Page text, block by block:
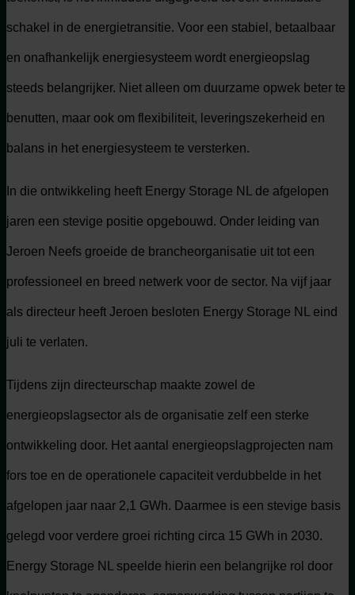
schakel in de energietransitie. Voor een stabiel, betaalbaar
en onafhankelijk energiesysteem wordt energieopslag
steeds belangrijker. Niet alleen om duurzame opwek beter te
benutten, maar ook om flexibiliteit, leveringszekerheid en
balans in het energiesysteem te versterken.
In die ontwikkeling heeft Energy Storage NL de afgelopen
jaren een stevige positie opgebouwd. Onder leiding van
Jeroen Neefs groeide de brancheorganisatie uit tot een
professioneel en breed netwerk voor de sector. Na vijf jaar
als directeur heeft Jeroen besloten Energy Storage NL eind
juli te verlaten.
Tijdens zijn directeurschap maakte zowel de
energieopslagsector als de organisatie zelf een sterke
ontwikkeling door. Het aantal energieopslagprojecten nam
fors toe en de operationele capaciteit verdubbelde in het
afgelopen jaar naar 2,1 GWh. Daarmee is een stevige basis
gelegd voor verdere groei richting circa 15 GWh in 2030.
Energy Storage NL speelde hierin een belangrijke rol door